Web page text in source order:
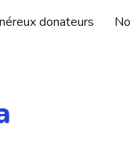
donateurs